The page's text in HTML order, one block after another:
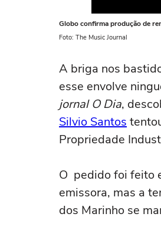
Globo confirma produção de
Foto: The Music Journal
A briga nos
esse envolve
jornal O Dia,
Silvio Santos
Propriedade
O pedido foi feito
emissora, mas a
dos Marinho se